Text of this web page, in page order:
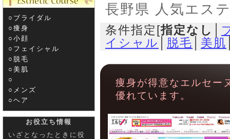
○ブライダル
○痩身
○小顔
○フェイシャル
○脱毛
○美肌
○­
○メンズ
○ヘア
お役立ち情報
いざとなったときに役
長野県 人気エス
条件指定[指定なし
イシャル
脱毛 美肌
痩身が得意なエルセー
優れています。